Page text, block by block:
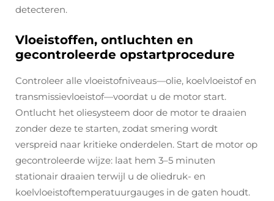
detecteren.
Vloeistoffen, ontluchten en
gecontroleerde opstartprocedure
Controleer alle vloeistofniveaus—olie, koelvloeistof en
transmissievloeistof—voordat u de motor start.
Ontlucht het oliesysteem door de motor te draaien
zonder deze te starten, zodat smering wordt
verspreid naar kritieke onderdelen. Start de motor op
gecontroleerde wijze: laat hem 3–5 minuten
stationair draaien terwijl u de oliedruk- en
koelvloeistoftemperatuurgauges in de gaten houdt.